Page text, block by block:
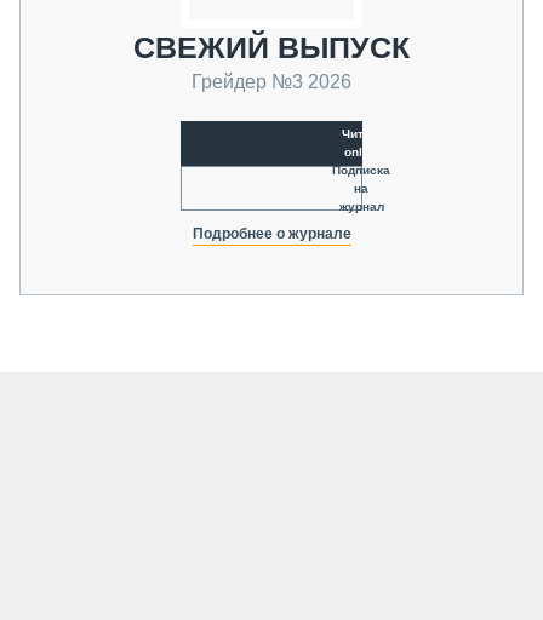
СВЕЖИЙ ВЫПУСК
Грейдер №3 2026
Читать
online
Подписка
на
журнал
Подробнее о журнале